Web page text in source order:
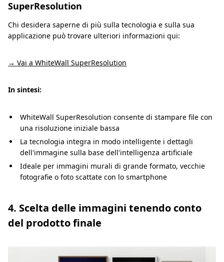
SuperResolution
Chi desidera saperne di più sulla tecnologia e sulla sua
applicazione può trovare ulteriori informazioni qui:
→ Vai a WhiteWall SuperResolution
In sintesi:
WhiteWall SuperResolution consente di stampare file con
una risoluzione iniziale bassa
La tecnologia integra in modo intelligente i dettagli
dell'immagine sulla base dell'intelligenza artificiale
Ideale per immagini murali di grande formato, vecchie
fotografie o foto scattate con lo smartphone
4. Scelta delle immagini tenendo conto
del prodotto finale